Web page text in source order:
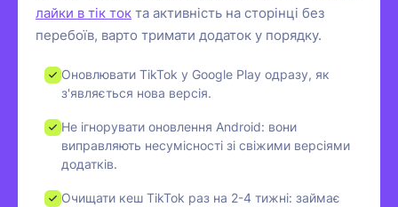
лайки в тік ток та активність на сторінці без
перебоїв, варто тримати додаток у порядку.
Оновлювати TikTok у Google Play одразу, як
з'являється нова версія.
Не ігнорувати оновлення Android: вони
виправляють несумісності зі свіжими версіями
додатків.
Очищати кеш TikTok раз на 2-4 тижні: займає